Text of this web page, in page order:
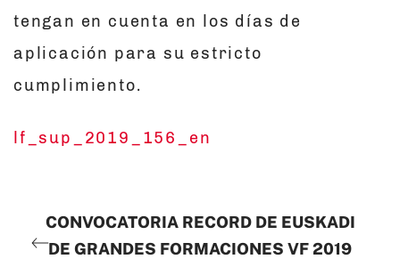
tengan en cuenta en los días de
aplicación para su estricto
cumplimiento.
lf_sup_2019_156_en
CONVOCATORIA RECORD DE EUSKADI
DE GRANDES FORMACIONES VF 2019